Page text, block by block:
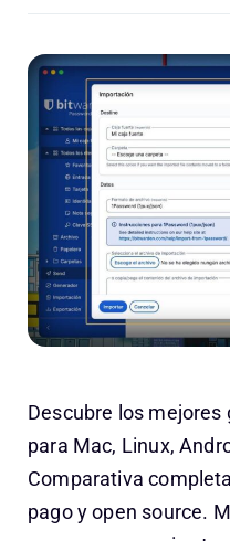
Descubre los
para Mac, Linux,
Comparativa
pago y open source.